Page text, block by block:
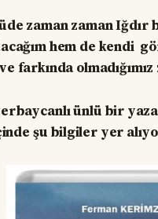
zaman zaman
hem de kendi
farkında
ünlü bir
şu bilgiler yer